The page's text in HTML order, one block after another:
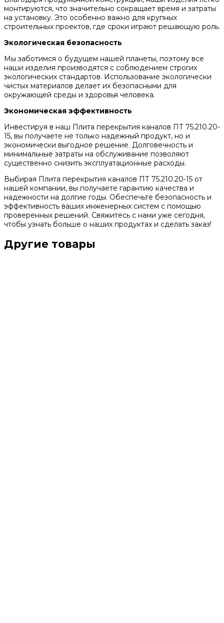
монтируются, что значительно сокращает время и затраты
на установку. Это особенно важно для крупных
строительных проектов, где сроки играют решающую роль.
Экологическая безопасность
Мы заботимся о будущем нашей планеты, поэтому все
наши изделия производятся с соблюдением строгих
экологических стандартов. Использование экологически
чистых материалов делает их безопасными для
окружающей среды и здоровья человека.
Экономическая эффективность
Инвестируя в наш Плита перекрытия каналов ПТ 75.210.20-
15, вы получаете не только надежный продукт, но и
экономически выгодное решение. Долговечность и
минимальные затраты на обслуживание позволяют
существенно снизить эксплуатационные расходы.
Выбирая Плита перекрытия каналов ПТ 75.210.20-15 от
нашей компании, вы получаете гарантию качества и
надежности на долгие годы. Обеспечьте безопасность и
эффективность ваших инженерных систем с помощью
проверенных решений. Свяжитесь с нами уже сегодня,
чтобы узнать больше о наших продуктах и сделать заказ!
Другие товары